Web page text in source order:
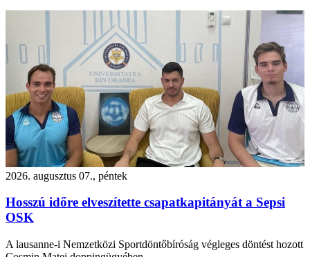
2026. augusztus 07., péntek
Hosszú időre elveszítette csapatkapitányát a Sepsi
OSK
A lausanne-i Nemzetközi Sportdöntőbíróság végleges döntést hozott